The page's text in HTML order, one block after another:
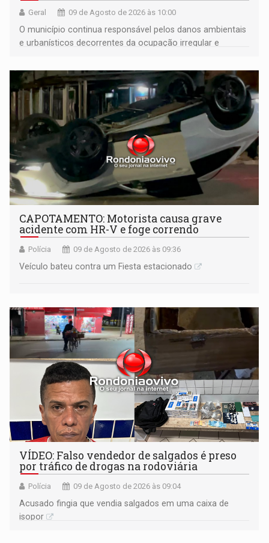
Geral 09 de Agosto de 2026 às 10:00
O município continua responsável pelos danos ambientais
e urbanísticos decorrentes da ocupação irregular e
CAPOTAMENTO: Motorista causa grave
acidente com HR-V e foge correndo
Polícia 09 de Agosto de 2026 às 09:36
Veículo bateu contra um Fiesta estacionado
VÍDEO: Falso vendedor de salgados é preso
por tráfico de drogas na rodoviária
Polícia 09 de Agosto de 2026 às 09:04
Acusado fingia que vendia salgados em uma caixa de
isopor